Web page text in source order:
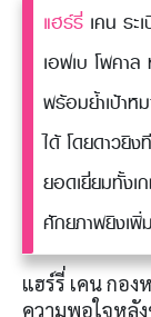
แฮร์รี่ เคน ระ
เอฟเบ โพคา
พร้อมย้ำเป้าห
ได้ โดยดาวยิ
ยอดเยี่ยมทั้งเ
ศักยภาพยิงเพิ่
แฮร์รี่ เคน กอ
ความพอใจหลั